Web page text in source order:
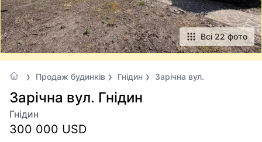
Всі 22 фото
Продаж будинків Гнідин Зарічна вул.
Зарічна вул. Гнідин
Гнідин
300 000 USD